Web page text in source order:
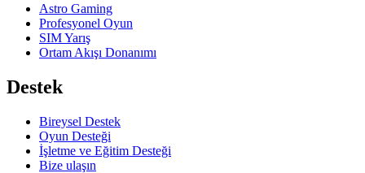
Astro Gaming
Profesyonel Oyun
SIM Yarış
Ortam Akışı Donanımı
Destek
Bireysel Destek
Oyun Desteği
İşletme ve Eğitim Desteği
Bize ulaşın